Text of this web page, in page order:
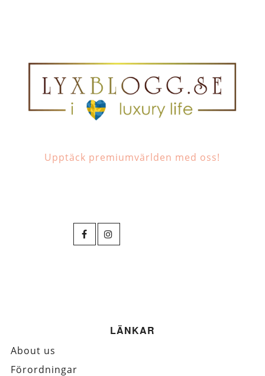
Upptäck premiumvärlden med oss!
LÄNKAR
About us
Förordningar